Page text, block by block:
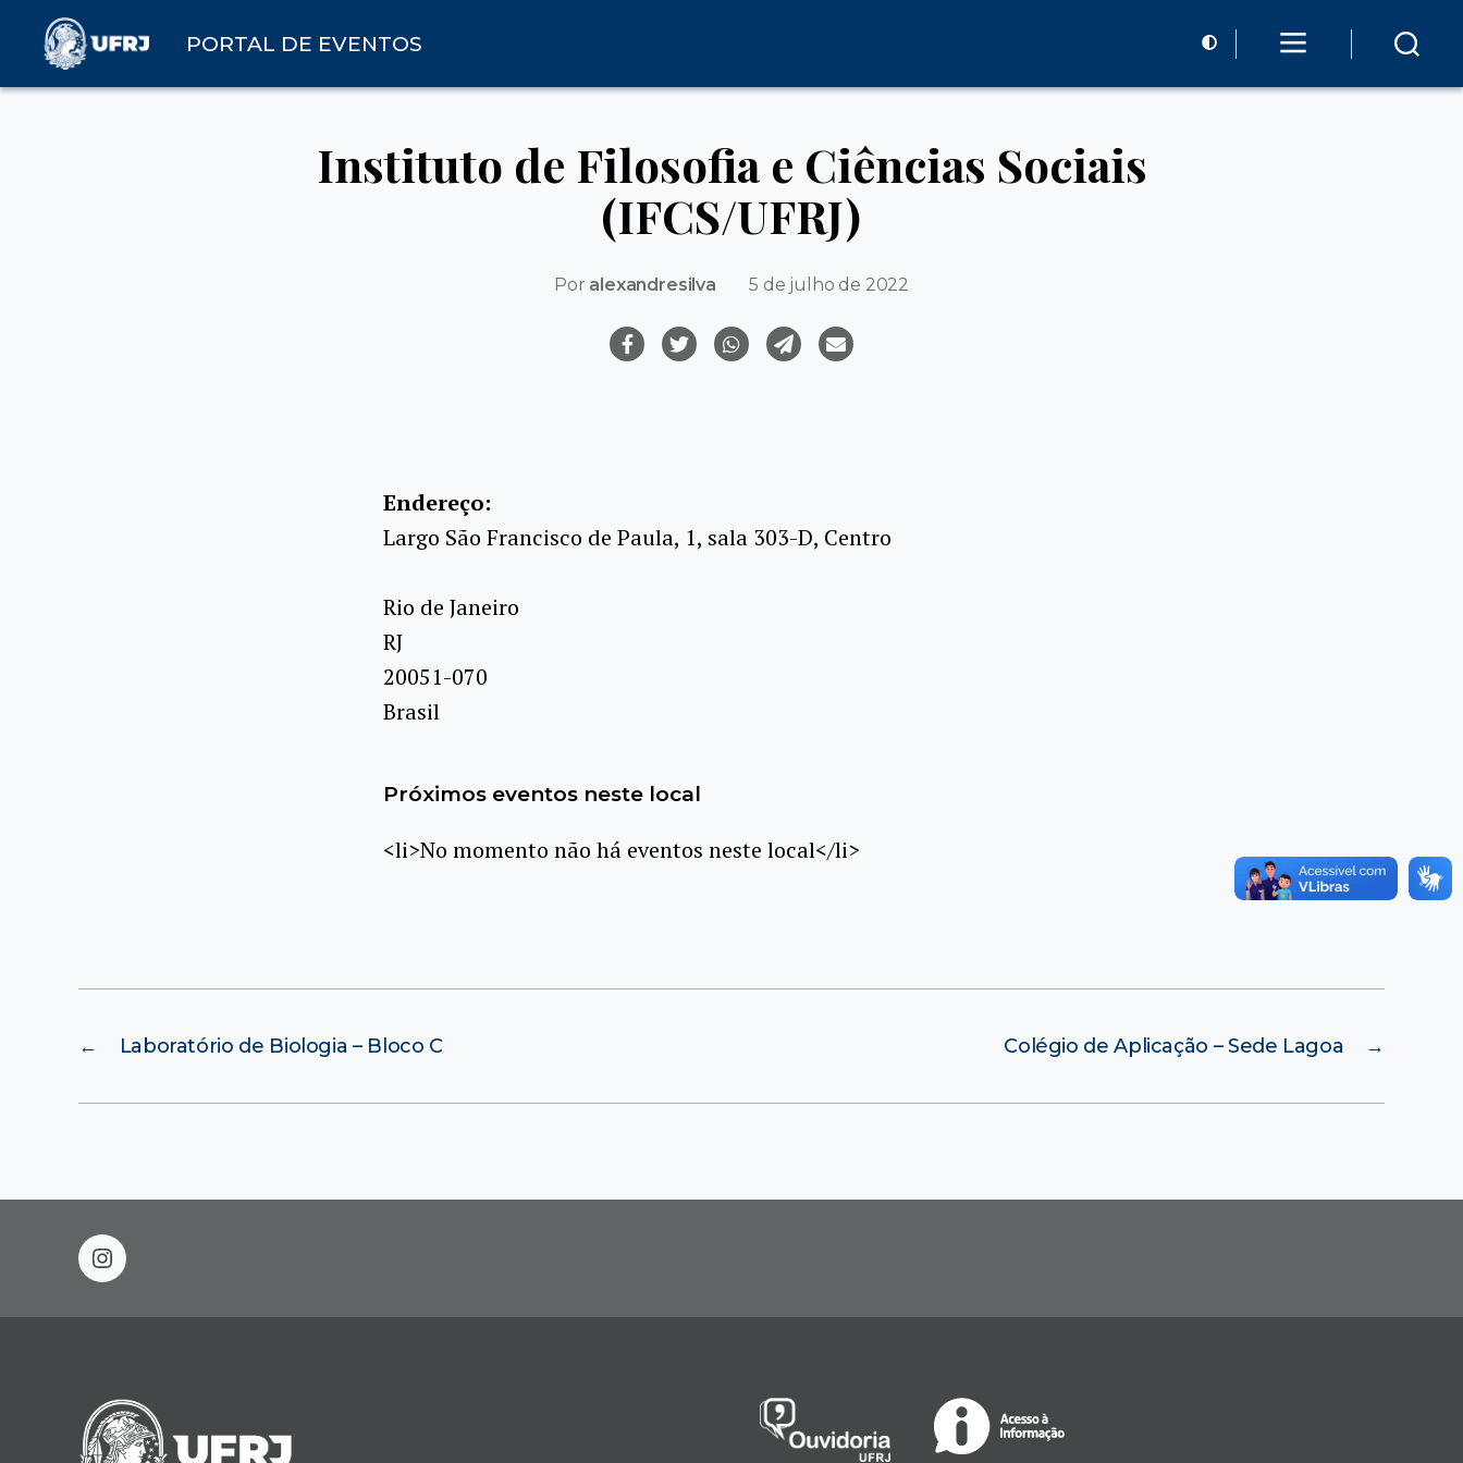
PORTAL DE EVENTOS
Instituto de Filosofia e Ciências Sociais
(IFCS/UFRJ)
Por alexandresilva 5 de julho de 2022
Endereço:
Largo São Francisco de Paula, 1, sala 303-D, Centro
Rio de Janeiro
RJ
20051-070
Brasil
Próximos eventos neste local
<li>No momento não há eventos neste local</li>
← Laboratório de Biologia – Bloco C →
Colégio de Aplicação – Sede Lagoa
instagram